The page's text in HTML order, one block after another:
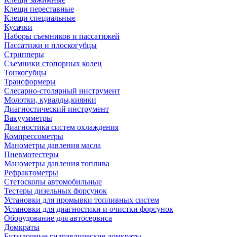
Клещи переставные
Клещи специальные
Кусачки
Наборы съемников и пассатижей
Пассатижи и плоскогубцы
Стрипперы
Съемники стопорных колец
Тонкогубцы
Трансформеры
Слесарно-столярный инструмент
Молотки, кувалды,киянки
Диагностический инструмент
Вакуумметры
Диагностика систем охлаждения
Компрессометры
Манометры давления масла
Пневмотестеры
Манометры давления топлива
Рефрактометры
Стетоскопы автомобильные
Тестеры дизельных форсунок
Установки для промывки топливных систем
Установки для диагностики и очистки форсунок
Оборудование для автосервиса
Домкраты